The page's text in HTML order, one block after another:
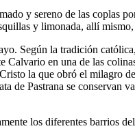
y sereno de las coplas
y limonada, allí mismo,
Según la tradición
en una de las
la que obró el milagro
Pastrana se conservan
los diferentes barrios